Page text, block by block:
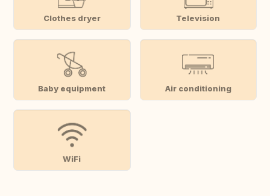
Clothes dryer Television
Baby equipment Air conditioning
WiFi